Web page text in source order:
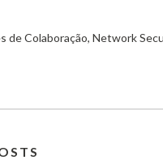
Colaboração, Network